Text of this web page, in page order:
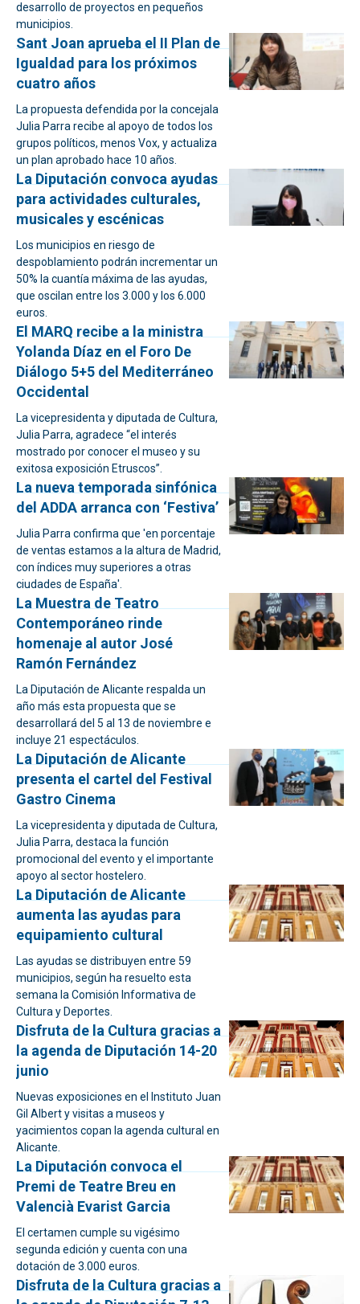
desarrollo de proyectos en pequeños
municipios.
Sant Joan aprueba el II Plan de
Igualdad para los próximos
cuatro años
La propuesta defendida por la concejala
Julia Parra recibe al apoyo de todos los
grupos políticos, menos Vox, y actualiza
un plan aprobado hace 10 años.
La Diputación convoca ayudas
para actividades culturales,
musicales y escénicas
Los municipios en riesgo de
despoblamiento podrán incrementar un
50% la cuantía máxima de las ayudas,
que oscilan entre los 3.000 y los 6.000
euros.
El MARQ recibe a la ministra
Yolanda Díaz en el Foro De
Diálogo 5+5 del Mediterráneo
Occidental
La vicepresidenta y diputada de Cultura,
Julia Parra, agradece “el interés
mostrado por conocer el museo y su
exitosa exposición Etruscos”.
La nueva temporada sinfónica
del ADDA arranca con ‘Festiva’
Julia Parra confirma que 'en porcentaje
de ventas estamos a la altura de Madrid,
con índices muy superiores a otras
ciudades de España'.
La Muestra de Teatro
Contemporáneo rinde
homenaje al autor José
Ramón Fernández
La Diputación de Alicante respalda un
año más esta propuesta que se
desarrollará del 5 al 13 de noviembre e
incluye 21 espectáculos.
La Diputación de Alicante
presenta el cartel del Festival
Gastro Cinema
La vicepresidenta y diputada de Cultura,
Julia Parra, destaca la función
promocional del evento y el importante
apoyo al sector hostelero.
La Diputación de Alicante
aumenta las ayudas para
equipamiento cultural
Las ayudas se distribuyen entre 59
municipios, según ha resuelto esta
semana la Comisión Informativa de
Cultura y Deportes.
Disfruta de la Cultura gracias a
la agenda de Diputación 14-20
junio
Nuevas exposiciones en el Instituto Juan
Gil Albert y visitas a museos y
yacimientos copan la agenda cultural en
Alicante.
La Diputación convoca el
Premi de Teatre Breu en
Valencià Evarist Garcia
El certamen cumple su vigésimo
segunda edición y cuenta con una
dotación de 3.000 euros.
Disfruta de la Cultura gracias a